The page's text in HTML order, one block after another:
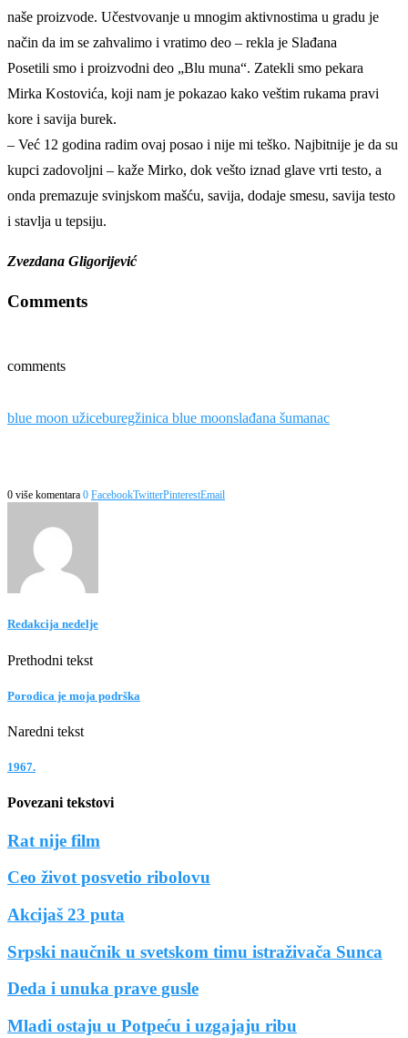
naše proizvode. Učestvovanje u mnogim aktivnostima u gradu je
način da im se zahvalimo i vratimo deo – rekla je Slađana
Posetili smo i proizvodni deo „Blu muna“. Zatekli smo pekara
Mirka Kostovića, koji nam je pokazao kako veštim rukama pravi
kore i savija burek.
– Već 12 godina radim ovaj posao i nije mi teško. Najbitnije je da su
kupci zadovoljni – kaže Mirko, dok vešto iznad glave vrti testo, a
onda premazuje svinjskom mašću, savija, dodaje smesu, savija testo
i stavlja u tepsiju.
Zvezdana Gligorijević
Comments
comments
blue moon užiceburegžinica blue moonslađana šumanac
0 više komentara 0 FacebookTwitterPinterestEmail
Redakcija nedelje
Prethodni tekst
Porodica je moja podrška
Naredni tekst
1967.
Povezani tekstovi
Rat nije film
Ceo život posvetio ribolovu
Akcijaš 23 puta
Srpski naučnik u svetskom timu istraživača Sunca
Deda i unuka prave gusle
Mladi ostaju u Potpeću i uzgajaju ribu